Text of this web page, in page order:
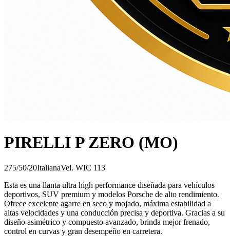
PIRELLI P ZERO (MO)
275/50/20ItalianaVel. WIC 113
Esta es una llanta ultra high performance diseñada para vehículos
deportivos, SUV premium y modelos Porsche de alto rendimiento.
Ofrece excelente agarre en seco y mojado, máxima estabilidad a
altas velocidades y una conducción precisa y deportiva. Gracias a su
diseño asimétrico y compuesto avanzado, brinda mejor frenado,
control en curvas y gran desempeño en carretera.